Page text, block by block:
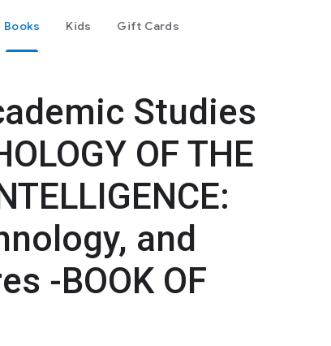
Books Kids Gift Cards
Studies
OF THE
and
-BOOK OF